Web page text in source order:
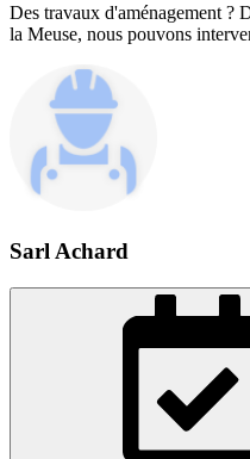
Des travaux d'aménagement ?
la Meuse, nous pouvons
Sarl Achard